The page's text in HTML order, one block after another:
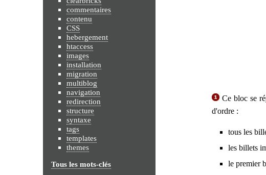
Ce bloc se
d'ordre :
tous les
les billets
le premier
commentaires
contenu
CSS
hebergement
htaccess
images
installation
migration
multiblog
navigation
redirection
structure
syntaxe
tags
templates
themes
Tous les mots-clés